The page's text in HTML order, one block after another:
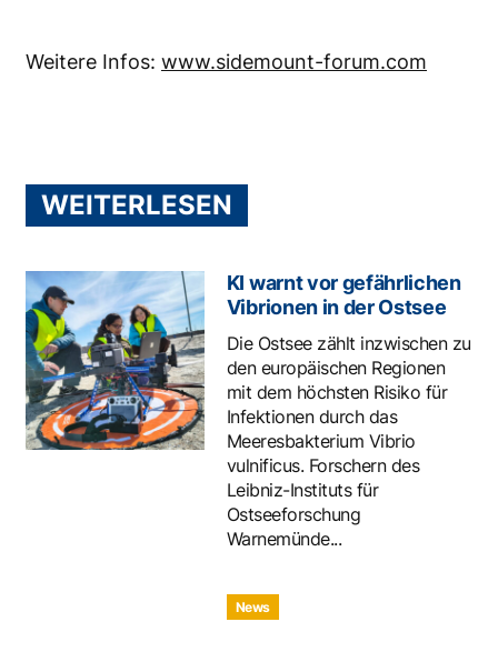
Weitere Infos: www.sidemount-forum.com
WEITERLESEN
KI warnt vor gefährlichen
Vibrionen in der Ostsee
Die Ostsee zählt inzwischen zu
den europäischen Regionen
mit dem höchsten Risiko für
Infektionen durch das
Meeresbakterium Vibrio
vulnificus. Forschern des
Leibniz-Instituts für
Ostseeforschung
Warnemünde...
News